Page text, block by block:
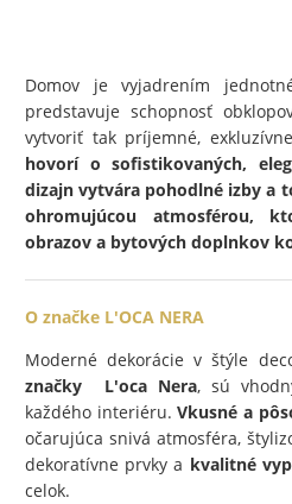
Domov je vyjadrením
predstavuje schopnosť
vytvoriť tak príjemné,
hovorí o sofistikovaných,
dizajn vytvára pohodlné izby a
ohromujúcou atmosférou,
obrazov a bytových doplnkov
O značke L'OCA NERA
Moderné dekorácie v štýle
značky L'oca Nera, sú
každého interiéru.Vkusné a
očarujúca snivá atmosféra,
dekoratívne prvky a kvalitné
celok.